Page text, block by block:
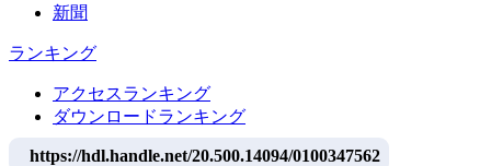
新聞
ランキング
アクセスランキング
ダウンロードランキング
https://hdl.handle.net/20.500.14094/0100347562